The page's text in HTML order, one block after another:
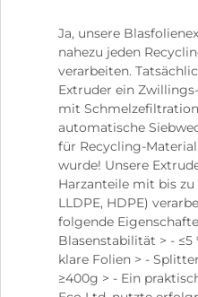
Ja, unsere
nahezu jeden
verarbeiten.
Extruder ein
mit
automatische
für Recycling-
wurde! Unsere
Harzanteile mit bis zu
LLDPE, HDPE)
folgende
Blasenstabilität > - ≤5
klare Folien > -
≥400g > - Ein